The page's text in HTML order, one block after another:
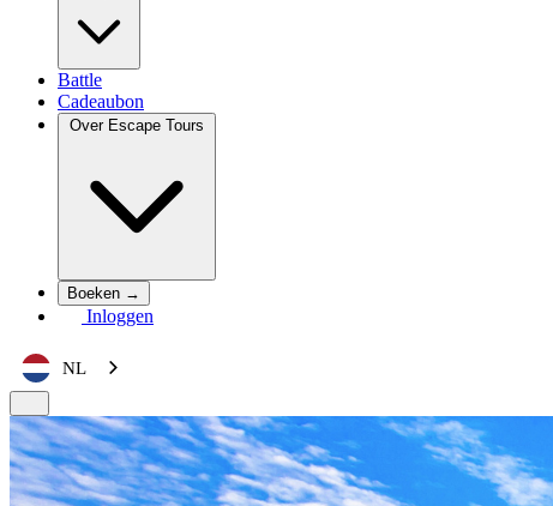
Battle
Cadeaubon
Over Escape Tours
Boeken →
Inloggen
NL